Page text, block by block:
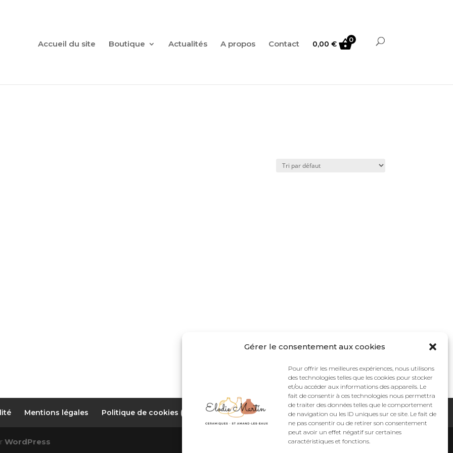
Gérer le consentement aux cookies
Pour offrir les meilleures expériences, nous utilisons
des technologies telles que les cookies pour stocker
et/ou accéder aux informations des appareils. Le
fait de consentir à ces technologies nous permettra
de traiter des données telles que le comportement
de navigation ou les ID uniques sur ce site. Le fait de
ne pas consentir ou de retirer son consentement
peut avoir un effet négatif sur certaines
caractéristiques et fonctions.
Accueil du site Boutique Actualités A propos Contact 0,00 € 0
Mentions légales Politique de cookies (UE) CGV Rétractation
WordPress